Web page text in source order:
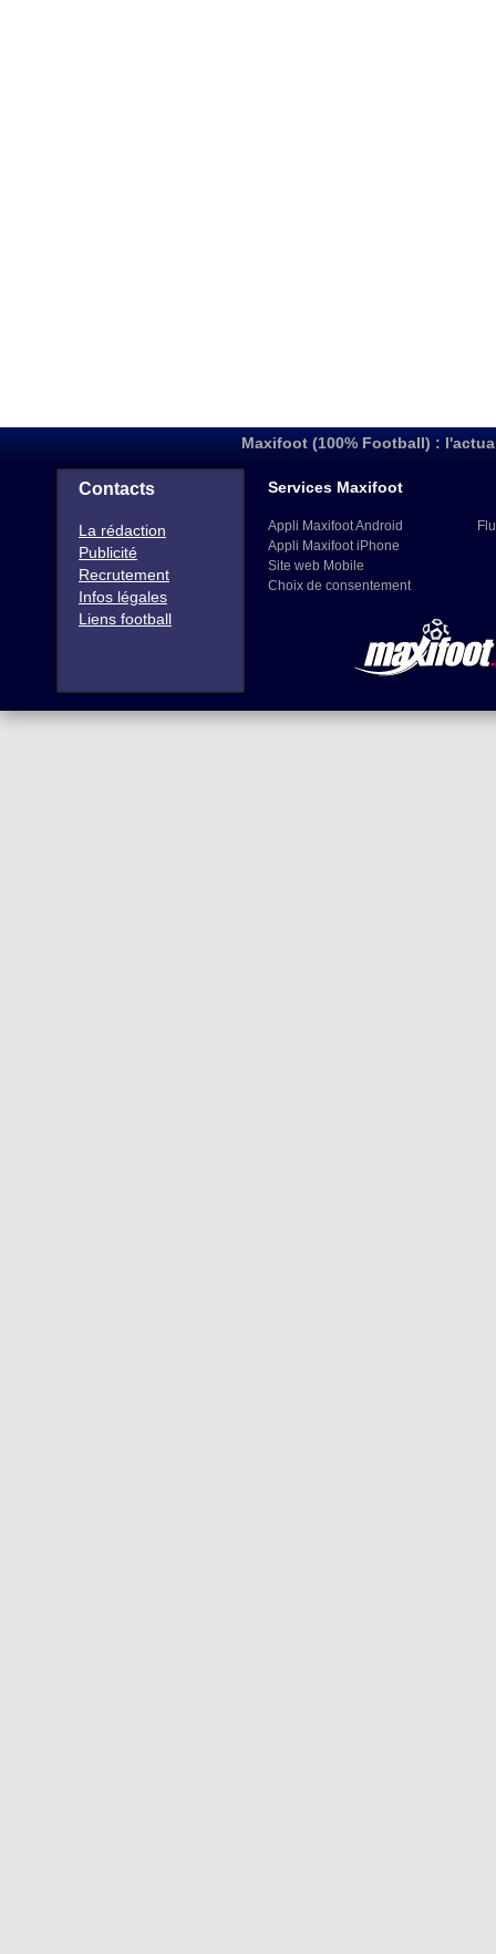
Maxifoot (100% Football) :
Contacts
La rédaction
Publicité
Recrutement
Infos légales
Liens football
Services Maxifoot
Appli Maxifoot Android
Appli Maxifoot iPhone
Site web Mobile
Choix de consentement